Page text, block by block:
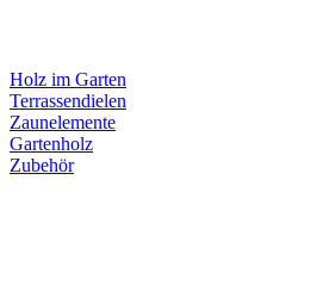
Holz im Garten
Terrassendielen
Zaunelemente
Gartenholz
Zubehör